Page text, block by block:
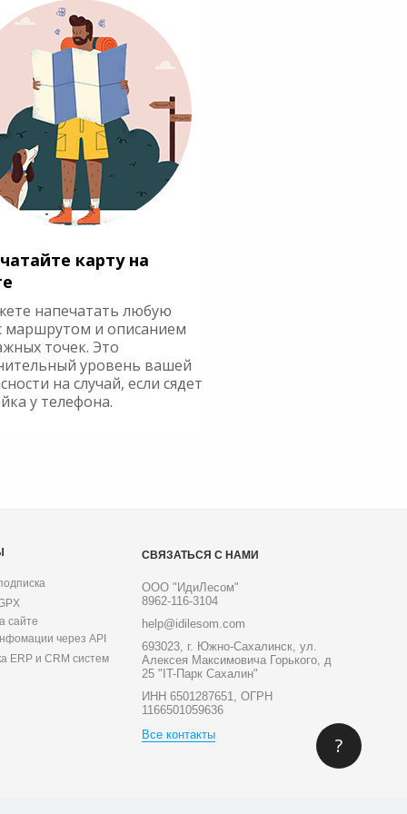
карту на
напечатать любую
маршрутом и описанием
точек. Это
уровень вашей
на случай, если сядет
у телефона.
сайте
через API
ERP и CRM систем
СВЯЗАТЬСЯ С НАМИ
ООО "ИдиЛесом"
8962-116-3104
help@idilesom.com
693023, г. Южно-Сахалинск, ул.
Алексея Максимовича Горького, д
25 "IT-Парк Сахалин"
ИНН 6501287651, ОГРН
1166501059636
Все контакты
?